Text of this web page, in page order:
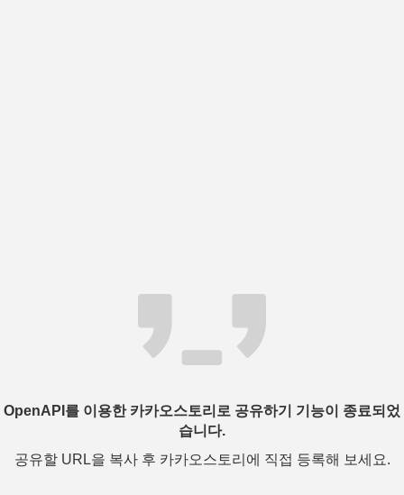
OpenAPI를 이용한 카카오스토리로 공유하기 기능이 종료되었
습니다.
공유할 URL을 복사 후 카카오스토리에 직접 등록해 보세요.